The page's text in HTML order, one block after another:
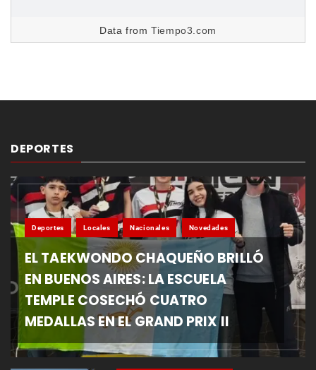
Data fromTiempo3.com
DEPORTES
Deportes Locales Nacionales Novedades
EL TAEKWONDO CHAQUEÑO BRILLÓ
EN BUENOS AIRES: LA ESCUELA
TEMPLE COSECHÓ CUATRO
MEDALLAS EN EL GRAND PRIX II